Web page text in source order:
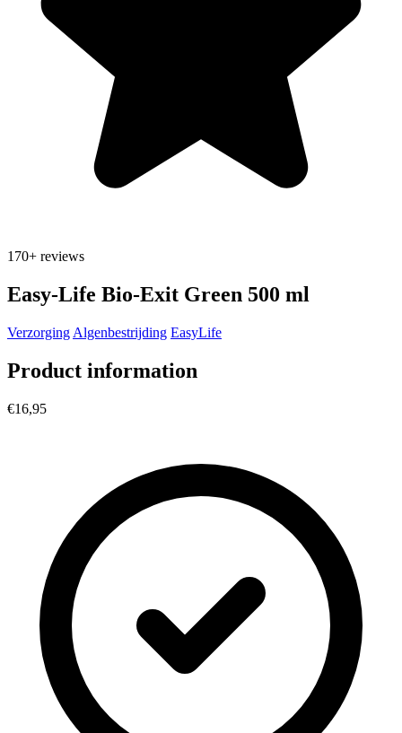
170+ reviews
Easy-Life Bio-Exit Green 500 ml
Verzorging Algenbestrijding EasyLife
Product information
€16,95